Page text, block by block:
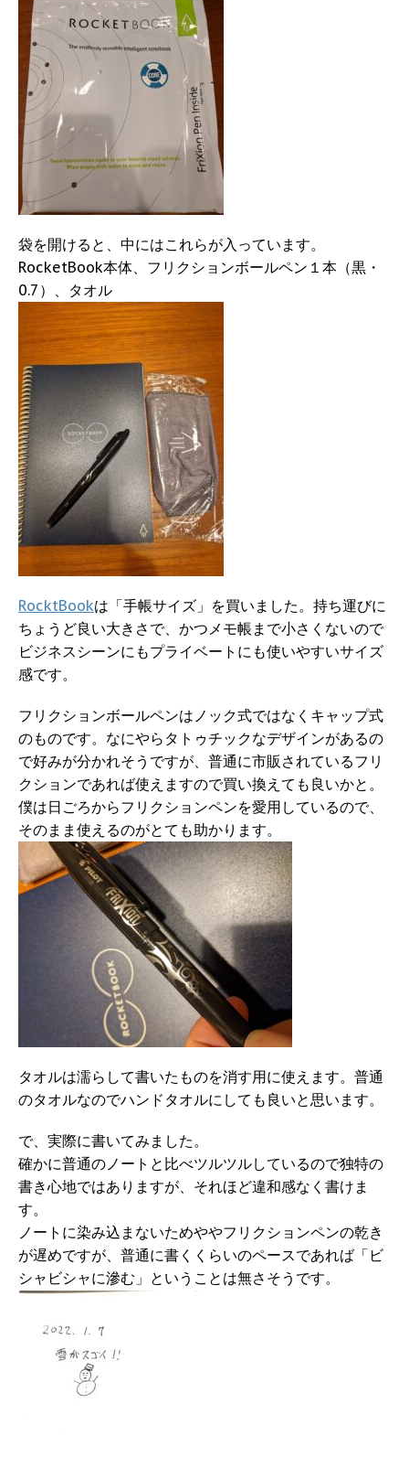
袋を開けると、中にはこれらが入っています。
RocketBook本体、フリクションボールペン１本（黒・
0.7）、タオル
RocktBookは「手帳サイズ」を買いました。持ち運びに
ちょうど良い大きさで、かつメモ帳まで小さくないので
ビジネスシーンにもプライベートにも使いやすいサイズ
感です。
フリクションボールペンはノック式ではなくキャップ式
のものです。なにやらタトゥチックなデザインがあるの
で好みが分かれそうですが、普通に市販されているフリ
クションであれば使えますので買い換えても良いかと。
僕は日ごろからフリクションペンを愛用しているので、
そのまま使えるのがとても助かります。
タオルは濡らして書いたものを消す用に使えます。普通
のタオルなのでハンドタオルにしても良いと思います。
で、実際に書いてみました。
確かに普通のノートと比べツルツルしているので独特の
書き心地ではありますが、それほど違和感なく書けま
す。
ノートに染み込まないためややフリクションペンの乾き
が遅めですが、普通に書くくらいのペースであれば「ビ
シャビシャに滲む」ということは無さそうです。